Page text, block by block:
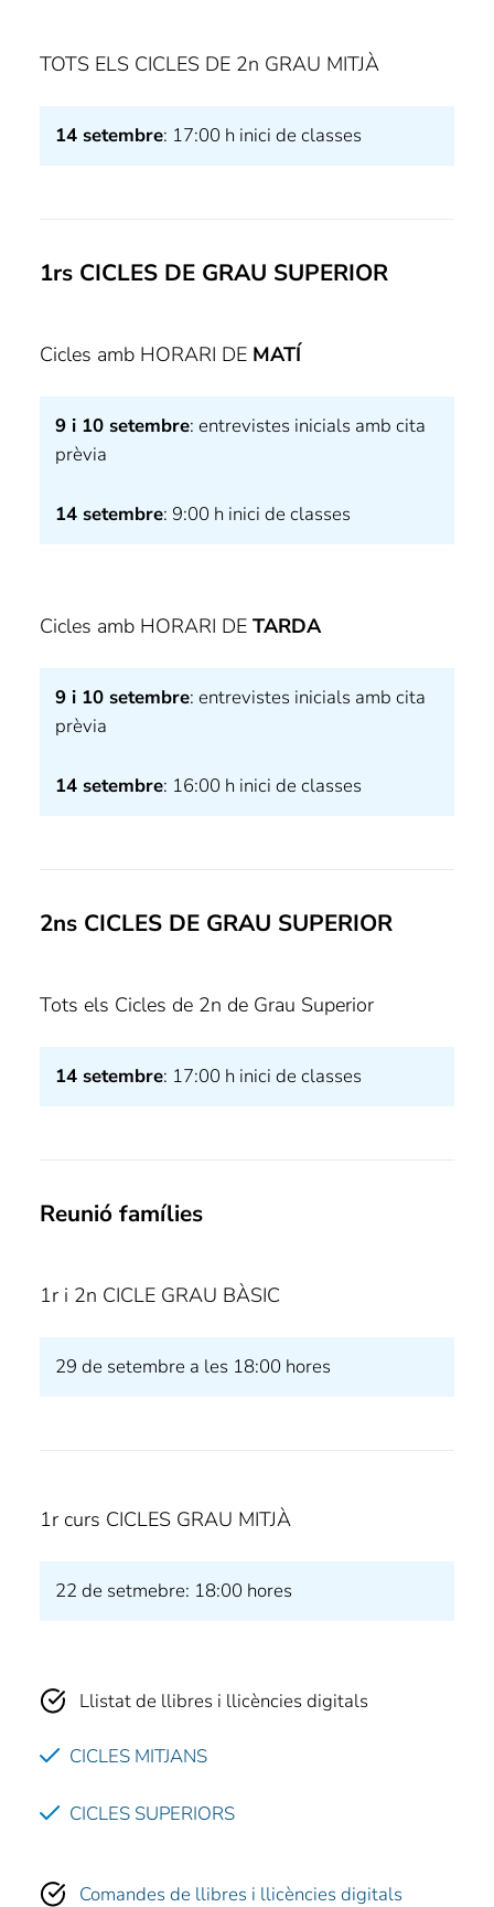
TOTS ELS CICLES DE 2n GRAU MITJÀ
14 setembre: 17:00 h inici de classes
1rs CICLES DE GRAU SUPERIOR
Cicles amb HORARI DE MATÍ
9 i 10 setembre: entrevistes inicials amb cita
prèvia
14 setembre: 9:00 h inici de classes
Cicles amb HORARI DE TARDA
9 i 10 setembre: entrevistes inicials amb cita
prèvia
14 setembre: 16:00 h inici de classes
2ns CICLES DE GRAU SUPERIOR
Tots els Cicles de 2n de Grau Superior
14 setembre: 17:00 h inici de classes
Reunió famílies
1r i 2n CICLE GRAU BÀSIC
29 de setembre a les 18:00 hores
1r curs CICLES GRAU MITJÀ
22 de setmebre: 18:00 hores
Llistat de llibres i llicències digitals
CICLES MITJANS
CICLES SUPERIORS
Comandes de llibres i llicències digitals